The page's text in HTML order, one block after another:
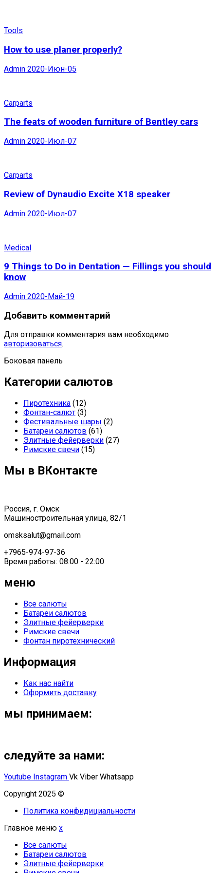
Tools
How to use planer properly?
Admin 2020-Июн-05
Carparts
The feats of wooden furniture of Bentley cars
Admin 2020-Июл-07
Carparts
Review of Dynaudio Excite X18 speaker
Admin 2020-Июл-07
Medical
9 Things to Do in Dentation — Fillings you should
know
Admin 2020-Май-19
Добавить комментарий
Для отправки комментария вам необходимо
авторизоваться.
Боковая панель
Категории салютов
Пиротехника (12)
Фонтан-салют (3)
Фестивальные шары (2)
Батареи салютов (61)
Элитные фейерверки (27)
Римские свечи (15)
Мы в ВКонтакте
Россия, г. Омск
Машиностроительная улица, 82/1
omsksalut@gmail.com
+7965-974-97-36
Время работы: 08:00 - 22:00
меню
Все салюты
Батареи салютов
Элитные фейерверки
Римские свечи
Фонтан пиротехнический
Информация
Как нас найти
Оформить доставку
мы принимаем:
следуйте за нами:
Youtube Instagram Vk Viber Whatsapp
Copyright 2025 ©
Политика конфидициальности
Главное меню x
Все салюты
Батареи салютов
Элитные фейерверки